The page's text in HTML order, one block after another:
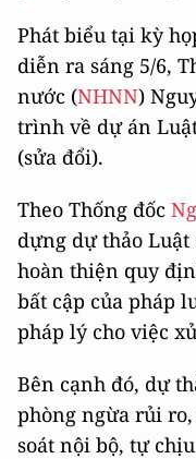
Phát biểu tại kỳ
diễn ra sáng 5/6,
nước (NHNN)
trình về dự án
(sửa đổi).
Theo Thống đốc
dựng dự thảo Luật
hoàn thiện quy
bất cập của pháp
pháp lý cho việc
Bên cạnh đó, dự
phòng ngừa rủi
soát nội bộ, tự